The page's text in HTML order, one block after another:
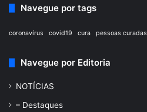
Navegue por tags
coronavírus covid19 cura pessoas curadas
Navegue por Editoria
NOTÍCIAS
– Destaques